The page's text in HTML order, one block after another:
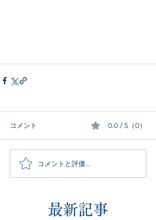
コメント 0.0 / 5（0）
コメントと評価...
最新記事